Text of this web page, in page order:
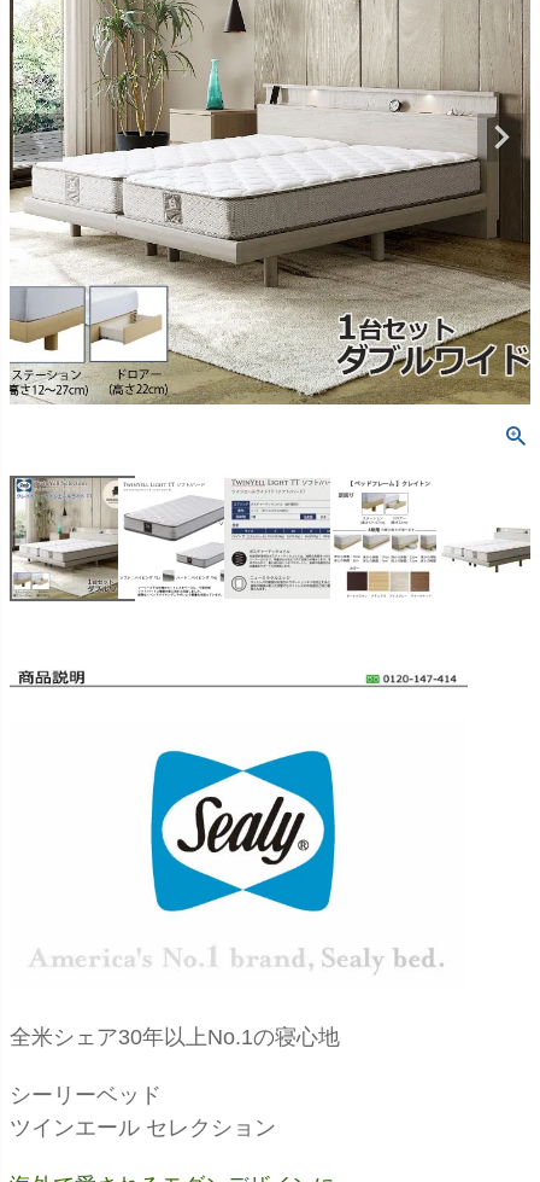
全米シェア30年以上No.1の寝心地
シーリーベッド
ツインエール セレクション